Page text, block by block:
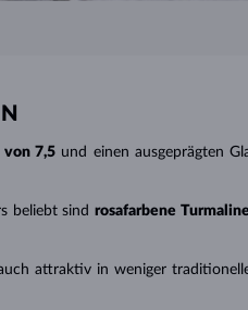
von 7,5 und einen ausgeprägten
beliebt sind rosafarbene Turmaline
attraktiv in weniger